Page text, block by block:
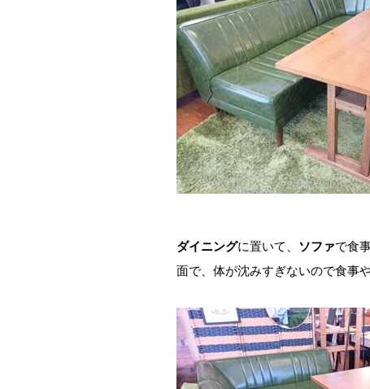
ダイニングに置いて、 ソファで食
面で、体が沈みすぎないので食事